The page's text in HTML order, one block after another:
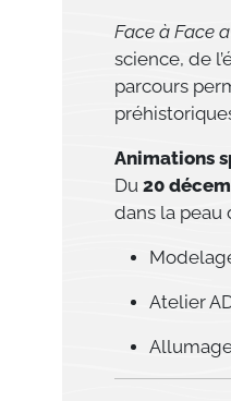
Face à Face
science, de
parcours
Animations
Du 20
dans la peau
Atelier